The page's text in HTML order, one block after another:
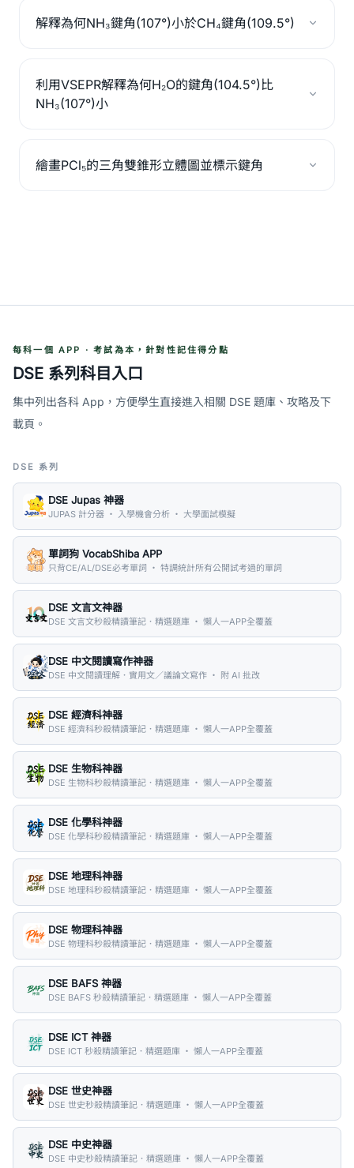
解釋為何NH₃鍵角(107°)小於CH₄鍵角(109.5°)
利用VSEPR解釋為何H₂O的鍵角(104.5°)比
NH₃(107°)小
繪畫PCl₅的三角雙錐形立體圖並標示鍵角
每科一個 APP · 考試為本，針對性記住得分點
DSE 系列科目入口
集中列出各科 App，方便學生直接進入相關 DSE 題庫、攻略及下
載頁。
DSE 系列
DSE Jupas 神器
JUPAS 計分器 ・ 入學機會分析 ・ 大學面試模擬
單詞狗 VocabShiba APP
只背CE/AL/DSE必考單詞 ・ 特調統計所有公開試考過的單詞
DSE 文言文神器
DSE 文言文秒殺精讀筆記．精選題庫 ・ 懶人一APP全覆蓋
DSE 中文閱讀寫作神器
DSE 中文閱讀理解．實用文／議論文寫作 ・ 附 AI 批改
DSE 經濟科神器
DSE 經濟科秒殺精讀筆記．精選題庫 ・ 懶人一APP全覆蓋
DSE 生物科神器
DSE 生物科秒殺精讀筆記．精選題庫 ・ 懶人一APP全覆蓋
DSE 化學科神器
DSE 化學科秒殺精讀筆記．精選題庫 ・ 懶人一APP全覆蓋
DSE 地理科神器
DSE 地理科秒殺精讀筆記．精選題庫 ・ 懶人一APP全覆蓋
DSE 物理科神器
DSE 物理科秒殺精讀筆記．精選題庫 ・ 懶人一APP全覆蓋
DSE BAFS 神器
DSE BAFS 秒殺精讀筆記．精選題庫 ・ 懶人一APP全覆蓋
DSE ICT 神器
DSE ICT 秒殺精讀筆記．精選題庫 ・ 懶人一APP全覆蓋
DSE 世史神器
DSE 世史秒殺精讀筆記．精選題庫 ・ 懶人一APP全覆蓋
DSE 中史神器
DSE 中史秒殺精讀筆記．精選題庫 ・ 懶人一APP全覆蓋